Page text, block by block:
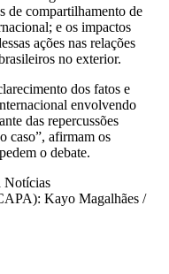
de compartilhamento de
e os impactos
ações nas relações
no exterior.
dos fatos e
envolvendo
das repercussões
caso”, afirmam os
o debate.
Notícias
Kayo Magalhães /